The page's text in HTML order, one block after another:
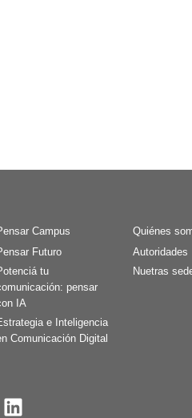
Campus
Futuro
tu
pensar
IA
e Inteligencia
Comunicación Digital
Quiénes
Autoridades
Nuetras